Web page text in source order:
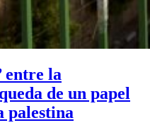
entre la
de un papel
palestina